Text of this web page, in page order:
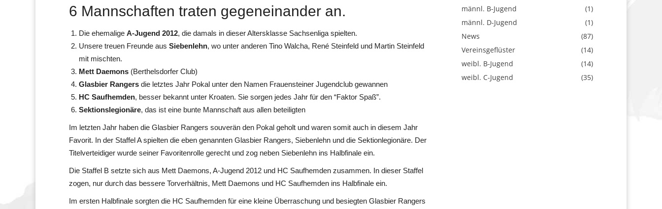
6 Mannschaften traten gegeneinander an.
Die ehemalige A-Jugend 2012, die damals in dieser Altersklasse Sachsenliga spielten.
Unsere treuen Freunde aus Siebenlehn, wo unter anderen Tino Walcha, René Steinfeld und Martin Steinfeld
mit mischten.
Mett Daemons (Berthelsdorfer Club)
Glasbier Rangers die letztes Jahr Pokal unter den Namen Frauensteiner Jugendclub gewannen
HC Saufhemden, besser bekannt unter Kroaten. Sie sorgen jedes Jahr für den “Faktor Spaß”.
Sektionslegionäre, das ist eine bunte Mannschaft aus allen beteiligten
Im letzten Jahr haben die Glasbier Rangers souverän den Pokal geholt und waren somit auch in diesem Jahr
Favorit. In der Staffel A spielten die eben genannten Glasbier Rangers, Siebenlehn und die Sektionlegionäre. Der
Titelverteidiger wurde seiner Favoritenrolle gerecht und zog neben Siebenlehn ins Halbfinale ein.
Die Staffel B setzte sich aus Mett Daemons, A-Jugend 2012 und HC Saufhemden zusammen. In dieser Staffel
zogen, nur durch das bessere Torverhältnis, Mett Daemons und HC Saufhemden ins Halbfinale ein.
Im ersten Halbfinale sorgten die HC Saufhemden für eine kleine Überraschung und besiegten Glasbier Rangers
männl. B-Jugend
(1)
männl. D-Jugend
(1)
News
(87)
Vereinsgeflüster
(14)
weibl. B-Jugend
(14)
weibl. C-Jugend
(35)